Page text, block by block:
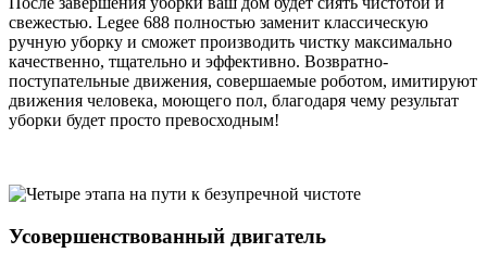
свежестью. Legee 688 полностью заменит классическую
ручную уборку и сможет производить чистку максимально
качественно, тщательно и эффективно. Возвратно-
поступательные движения, совершаемые роботом, имитируют
движения человека, моющего пол, благодаря чему результат
уборки будет просто превосходным!
Усовершенствованный двигатель